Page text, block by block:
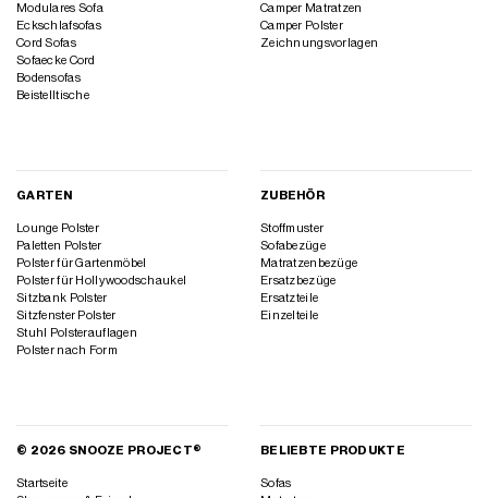
Modulares Sofa
Eckschlafsofas
Cord Sofas
Sofaecke Cord
Bodensofas
Beistelltische
Camper Matratzen
Camper Polster
Zeichnungsvorlagen
GARTEN
Lounge Polster
Paletten Polster
Polster für Gartenmöbel
Polster für Hollywoodschaukel
Sitzbank Polster
Sitzfenster Polster
Stuhl Polsterauflagen
Polster nach Form
ZUBEHÖR
Stoffmuster
Sofabezüge
Matratzenbezüge
Ersatzbezüge
Ersatzteile
Einzelteile
© 2026 SNOOZE PROJECT®
Startseite
BELIEBTE PRODUKTE
Sofas